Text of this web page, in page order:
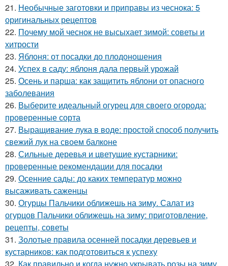
21. Необычные заготовки и приправы из чеснока: 5
оригинальных рецептов
22. Почему мой чеснок не высыхает зимой: советы и
хитрости
23. Яблоня: от посадки до плодоношения
24. Успех в саду: яблоня дала первый урожай
25. Осень и парша: как защитить яблони от опасного
заболевания
26. Выберите идеальный огурец для своего огорода:
проверенные сорта
27. Выращивание лука в воде: простой способ получить
свежий лук на своем балконе
28. Сильные деревья и цветущие кустарники:
проверенные рекомендации для посадки
29. Осенние сады: до каких температур можно
высаживать саженцы
30. Огурцы Пальчики оближешь на зиму. Салат из
огурцов Пальчики оближешь на зиму: приготовление,
рецепты, советы
31. Золотые правила осенней посадки деревьев и
кустарников: как подготовиться к успеху